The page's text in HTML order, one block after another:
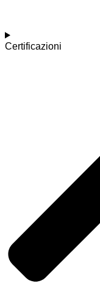
Certificazioni